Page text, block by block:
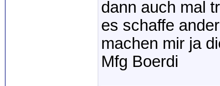
dann auch mal
es schaffe
machen mir ja
Mfg Boerdi